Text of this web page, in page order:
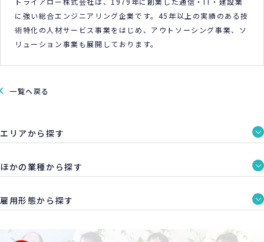
に強い総合エンジニアリング企業です。45年以上の実績のある技
術特化の人材サービス事業をはじめ、アウトソーシング事業、ソ
リューション事業も展開しております。
一覧へ戻る
エリアから探す
ほかの業種から探す
雇用形態から探す